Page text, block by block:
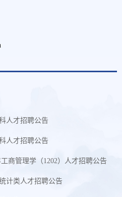
人才招聘公告
人才招聘公告
商管理学（1202）人才招聘公告
计类人才招聘公告